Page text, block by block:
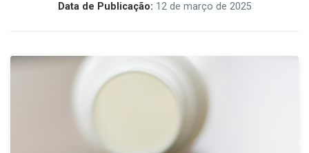
Data de Publicação: 12 de março de 2025